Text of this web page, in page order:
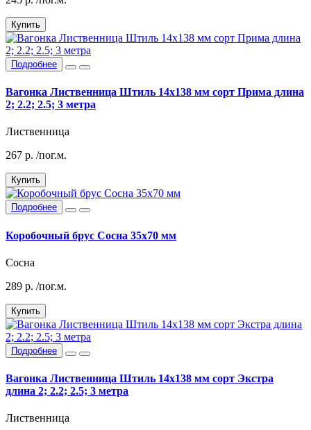
Купить
Подробнее
Вагонка Лиственница Штиль 14х138 мм сорт Прима длина
2; 2.2; 2.5; 3 метра
Лиственница
267 р. /пог.м.
Купить
Подробнее
Коробочный брус Сосна 35х70 мм
Сосна
289 р. /пог.м.
Купить
Подробнее
Вагонка Лиственница Штиль 14х138 мм сорт Экстра
длина 2; 2.2; 2.5; 3 метра
Лиственница